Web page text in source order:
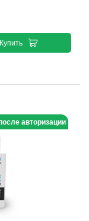
Купить
авторизации